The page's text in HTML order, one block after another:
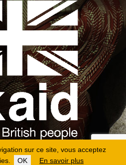
sur ce site, vous acceptez
OK En savoir plus